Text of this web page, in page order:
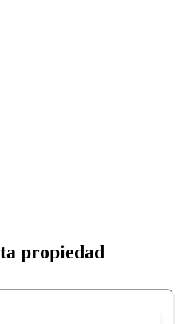
propiedad